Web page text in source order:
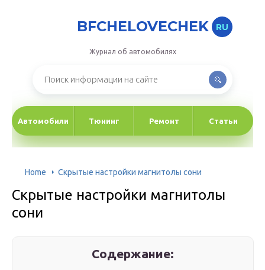
BFCHELOVECHEK RU
Журнал об автомобилях
Автомобили Тюнинг Ремонт Статьи
Home Скрытые настройки магнитолы сони
Скрытые настройки магнитолы
сони
Содержание: